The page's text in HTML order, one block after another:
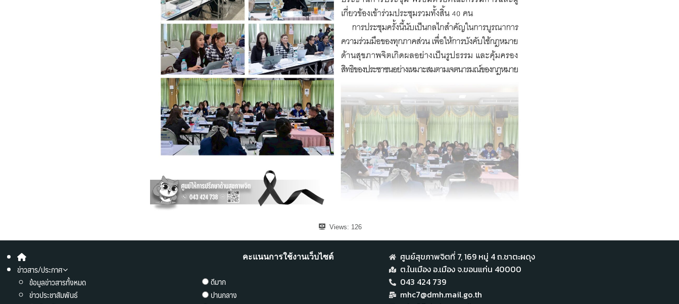
Views: 126
ข่าวสาร/ประกาศ
ข้อมูลข่าวสารทั้งหมด
ข่าวประชาสัมพันธ์
คะแนนการใช้งานเว็บไซต์
ดีมาก
ปานกลาง
ศูนย์สุขภาพจิตที่ 7,​ 169 หมู่ 4 ถ.ชาตะผดุง
ต.ในเมือง อ.เมือง จ.ขอนแก่น 40000
043 424 739
mhc7@dmh.mail.go.th